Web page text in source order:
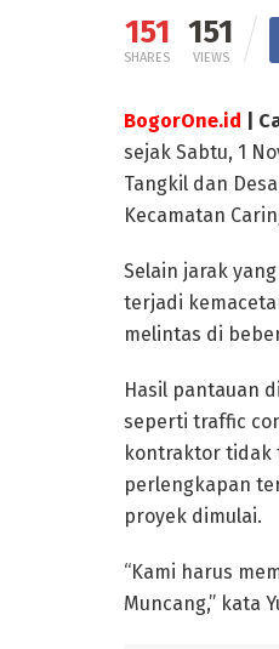
151
SHARES
151
VIEWS
BogorOne.id |
sejak Sabtu, 1
Tangkil dan
Kecamatan
Selain jarak
terjadi
melintas di
Hasil pantauan
seperti traffic
kontraktor tidak
perlengkapan
proyek dimulai.
“Kami harus
Muncang,” kata